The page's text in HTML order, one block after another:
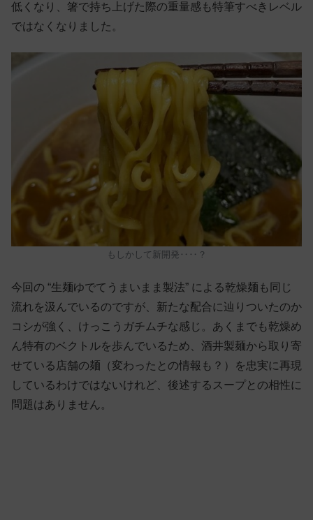
低くなり、箸で持ち上げた際の重量感も特筆すべきレベル
ではなくなりました。
もしかして新開発‥‥？
今回の “生麺ゆでてうまいまま製法” による乾燥麺も同じ
流れを汲んでいるのですが、新たな配合に辿りついたのか
コシが強く、けっこうガチムチな感じ。あくまでも乾燥め
ん特有のベクトルを歩んでいるため、酒井製麺から取り寄
せている店舗の麺（変わったとの情報も？）を忠実に再現
しているわけではないけれど、後述するスープとの相性に
問題はありません。